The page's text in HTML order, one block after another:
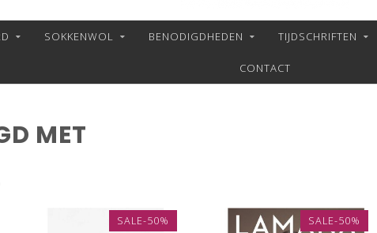
SOKKENWOL BENODIGDHEDEN TIJDSCHRIFTEN
CONTACT
MET
SALE-50% SALE-50%